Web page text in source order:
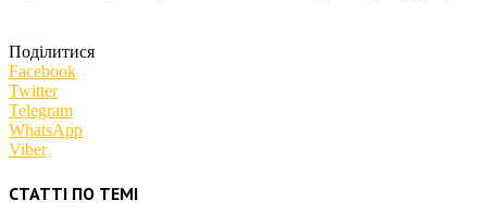
Поділитися
Facebook
Twitter
Telegram
WhatsApp
Viber
СТАТТІ ПО ТЕМІ